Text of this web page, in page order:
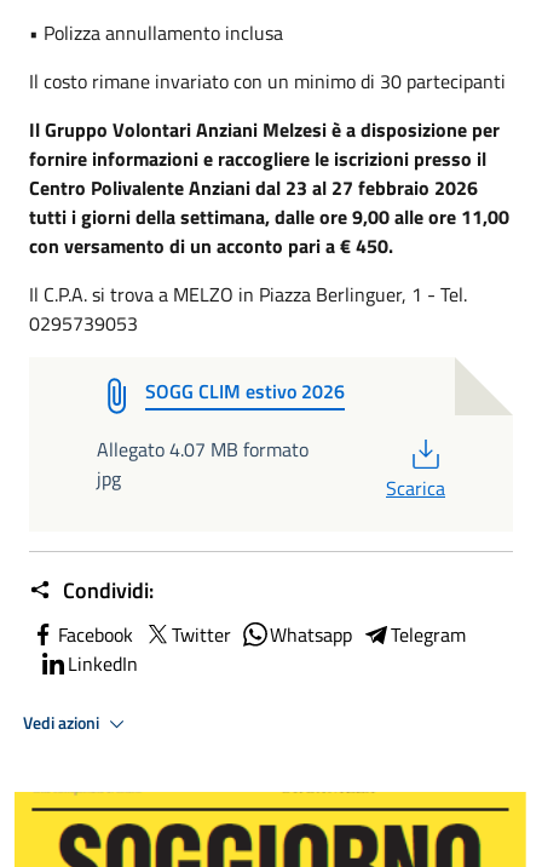
• Polizza annullamento inclusa
Il costo rimane invariato con un minimo di 30 partecipanti
Il Gruppo Volontari Anziani Melzesi è a disposizione per
fornire informazioni e raccogliere le iscrizioni presso il
Centro Polivalente Anziani dal 23 al 27 febbraio 2026
tutti i giorni della settimana, dalle ore 9,00 alle ore 11,00
con versamento di un acconto pari a € 450.
Il C.P.A. si trova a MELZO in Piazza Berlinguer, 1 - Tel.
0295739053
SOGG CLIM estivo 2026
Allegato 4.07 MB formato
jpg
Scarica
Condividi:
Facebook Twitter Whatsapp
Telegram
LinkedIn
Vedi azioni